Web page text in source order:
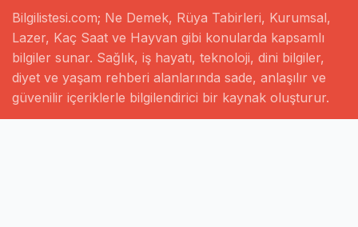
Bilgilistesi.com; Ne Demek, Rüya Tabirleri, Kurumsal,
Lazer, Kaç Saat ve Hayvan gibi konularda kapsamlı
bilgiler sunar. Sağlık, iş hayatı, teknoloji, dini bilgiler,
diyet ve yaşam rehberi alanlarında sade, anlaşılır ve
güvenilir içeriklerle bilgilendirici bir kaynak oluşturur.